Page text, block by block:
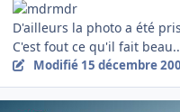
D'ailleurs la photo a été
C'est fout ce qu'il fait
Modifié 15 décembre